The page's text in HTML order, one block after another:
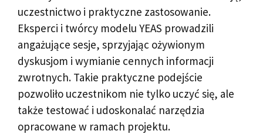
uczestnictwo i praktyczne zastosowanie.
Eksperci i twórcy modelu YEAS prowadzili
angażujące sesje, sprzyjając ożywionym
dyskusjom i wymianie cennych informacji
zwrotnych. Takie praktyczne podejście
pozwoliło uczestnikom nie tylko uczyć się, ale
także testować i udoskonalać narzędzia
opracowane w ramach projektu.